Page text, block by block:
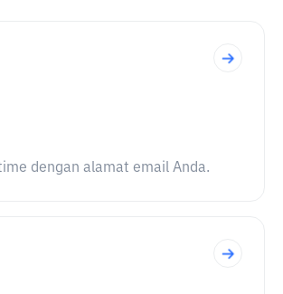
dengan alamat email Anda.